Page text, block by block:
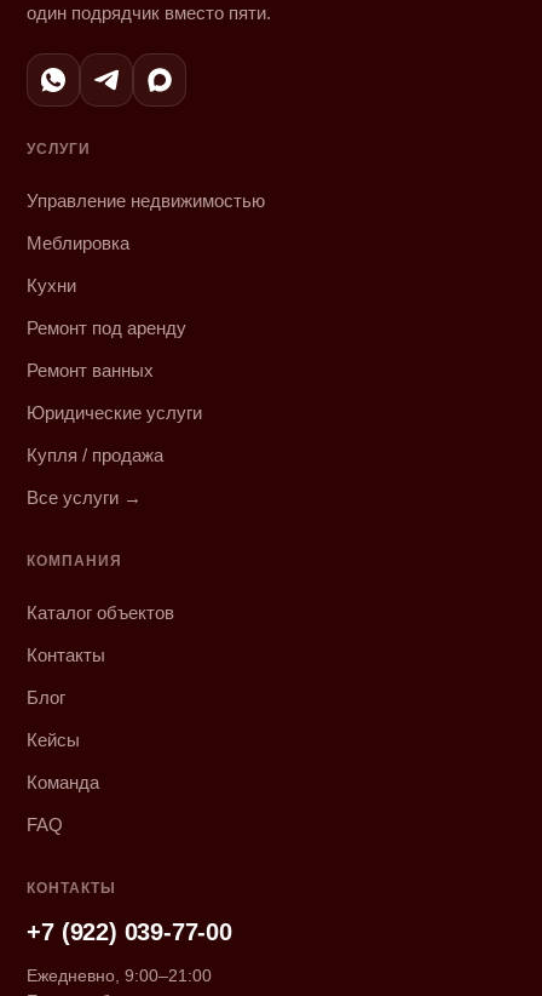
один подрядчик вместо пяти.
УСЛУГИ
Управление недвижимостью
Меблировка
Кухни
Ремонт под аренду
Ремонт ванных
Юридические услуги
Купля / продажа
Все услуги →
КОМПАНИЯ
Каталог объектов
Контакты
Блог
Кейсы
Команда
FAQ
КОНТАКТЫ
+7 (922) 039-77-00
Ежедневно, 9:00–21:00